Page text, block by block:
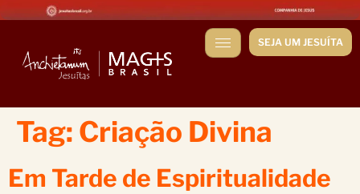
SEJA UM JESUÍTA
Tag: Criação Divina
Em Tarde de Espiritualidade